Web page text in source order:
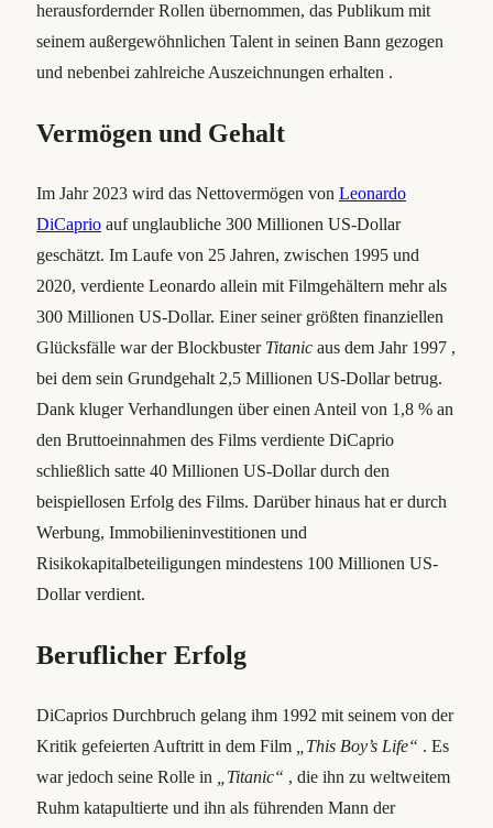
herausfordernder Rollen übernommen, das Publikum mit
seinem außergewöhnlichen Talent in seinen Bann gezogen
und nebenbei zahlreiche Auszeichnungen erhalten .
Vermögen und Gehalt
Im Jahr 2023 wird das Nettovermögen von Leonardo
DiCaprio auf unglaubliche 300 Millionen US-Dollar
geschätzt. Im Laufe von 25 Jahren, zwischen 1995 und
2020, verdiente Leonardo allein mit Filmgehältern mehr als
300 Millionen US-Dollar. Einer seiner größten finanziellen
Glücksfälle war der Blockbuster Titanic aus dem Jahr 1997 ,
bei dem sein Grundgehalt 2,5 Millionen US-Dollar betrug.
Dank kluger Verhandlungen über einen Anteil von 1,8 % an
den Bruttoeinnahmen des Films verdiente DiCaprio
schließlich satte 40 Millionen US-Dollar durch den
beispiellosen Erfolg des Films. Darüber hinaus hat er durch
Werbung, Immobilieninvestitionen und
Risikokapitalbeteiligungen mindestens 100 Millionen US-
Dollar verdient.
Beruflicher Erfolg
DiCaprios Durchbruch gelang ihm 1992 mit seinem von der
Kritik gefeierten Auftritt in dem Film
„This Boy’s Life“ . Es
war jedoch seine Rolle in
„Titanic“ , die ihn zu weltweitem
Ruhm katapultierte und ihn als führenden Mann der